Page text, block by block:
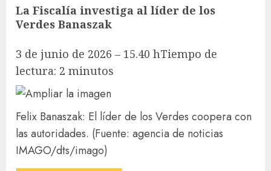
La Fiscalía investiga al líder de los
Verdes Banaszak
3 de junio de 2026 – 15.40 hTiempo de
lectura: 2 minutos
Felix Banaszak: El líder de los Verdes coopera con
las autoridades. (Fuente: agencia de noticias
IMAGO/dts/imago)